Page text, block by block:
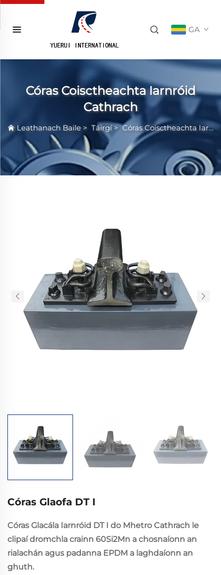
GA
Córas Coisctheachta Iarnróid
Cathrach
Leathanach Baile > Táirgí>Córas Coisctheachta Iarnróid Cathrach
Córas Glaofa DT I
Córas Glacála Iarnróid DT I do Mhetro Cathrach le
clipaí dromchla crainn 60Si2Mn a chosnaíonn an
rialachán agus padanna EPDM a laghdaíonn an
ghuth.